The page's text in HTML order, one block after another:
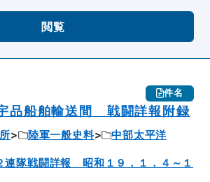
閲覧
件名
品船舶輸送間 戦闘詳報附録
陸軍一般史料
中部太平洋
連隊戦闘詳報 昭和１９．１．４～１